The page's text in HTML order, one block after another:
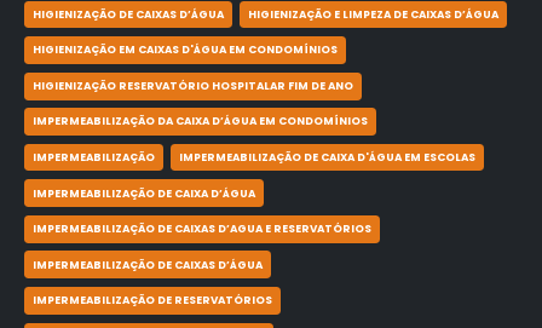
HIGIENIZAÇÃO DE CAIXAS D’ÁGUA HIGIENIZAÇÃO E LIMPEZA DE CAIXAS D’ÁGUA
HIGIENIZAÇÃO EM CAIXAS D'ÁGUA EM CONDOMÍNIOS
HIGIENIZAÇÃO RESERVATÓRIO HOSPITALAR FIM DE ANO
IMPERMEABILIZAÇÃO DA CAIXA D’ÁGUA EM CONDOMÍNIOS
IMPERMEABILIZAÇÃO IMPERMEABILIZAÇÃO DE CAIXA D'ÁGUA EM ESCOLAS
IMPERMEABILIZAÇÃO DE CAIXA D’ÁGUA
IMPERMEABILIZAÇÃO DE CAIXAS D’AGUA E RESERVATÓRIOS
IMPERMEABILIZAÇÃO DE CAIXAS D’ÁGUA
IMPERMEABILIZAÇÃO DE RESERVATÓRIOS